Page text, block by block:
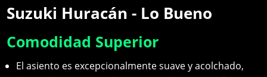
Suzuki Huracán - Lo Bueno
Comodidad Superior
El asiento es excepcionalmente suave y acolchado,